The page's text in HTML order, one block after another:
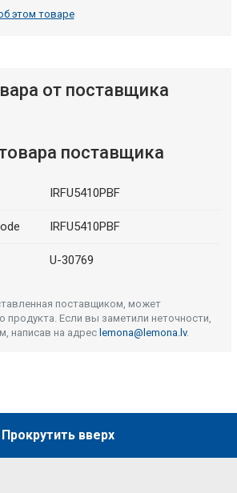
этом товаре
от поставщика
поставщика
IRFU5410PBF
IRFU5410PBF
U-30769
поставщиком, может
продукта. Если вы заметили неточности,
написав на адрес lemona@lemona.lv.
Прокрутить вверх